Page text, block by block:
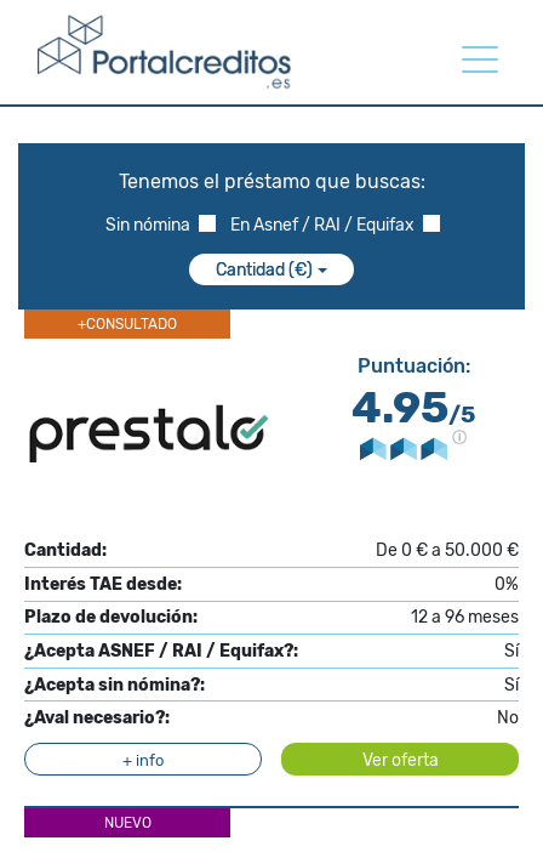
Tenemos el préstamo que buscas:
Sin nómina En Asnef / RAI / Equifax
Cantidad (€)
+CONSULTADO
Puntuación:
4.95/5
Cantidad:
De 0 € a 50.000 €
Interés TAE desde:
0%
Plazo de devolución:
12 a 96 meses
¿Acepta ASNEF / RAI / Equifax?:
Sí
¿Acepta sin nómina?:
Sí
¿Aval necesario?:
No
+ info Ver oferta
NUEVO